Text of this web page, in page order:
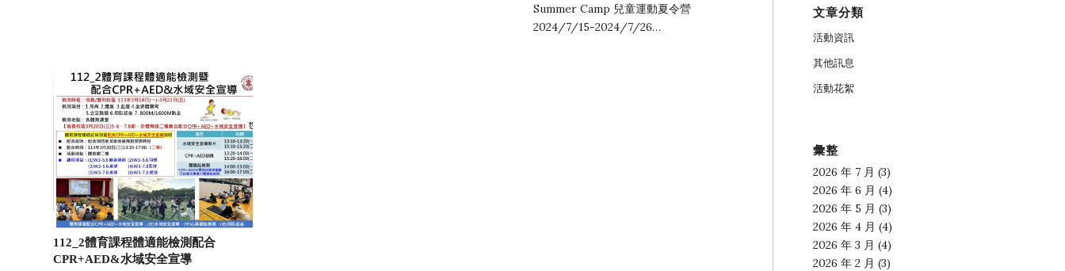
Summer Camp 兒童運動夏令營
2024/7/15-2024/7/26…
112_2體育課程體適能檢測配合
CPR+AED&水域安全宣導
文章分類
活動資訊
其他訊息
活動花絮
彙整
2026 年 7 月 (3)
2026 年 6 月 (4)
2026 年 5 月 (3)
2026 年 4 月 (4)
2026 年 3 月 (4)
2026 年 2 月 (3)